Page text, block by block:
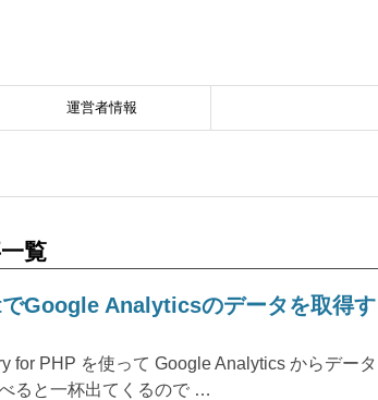
運営者情報
覧
Google Analyticsのデータを取得
for PHP を使って Google Analytics からデー
ると一杯出てくるので …